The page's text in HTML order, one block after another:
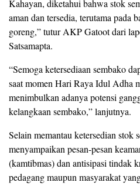
Kahayan, diketahui bahwa stok
aman dan tersedia, terutama pada
goreng,” tutur AKP Gatoot dari
Satsamapta.
“Semoga ketersediaan sembako
saat momen Hari Raya Idul Adha
menimbulkan adanya potensi
kelangkaan sembako,” lanjutnya.
Selain memantau ketersedian stok
menyampaikan pesan-pesan
(kamtibmas) dan antisipasi tindak
pedagang maupun masyarakat